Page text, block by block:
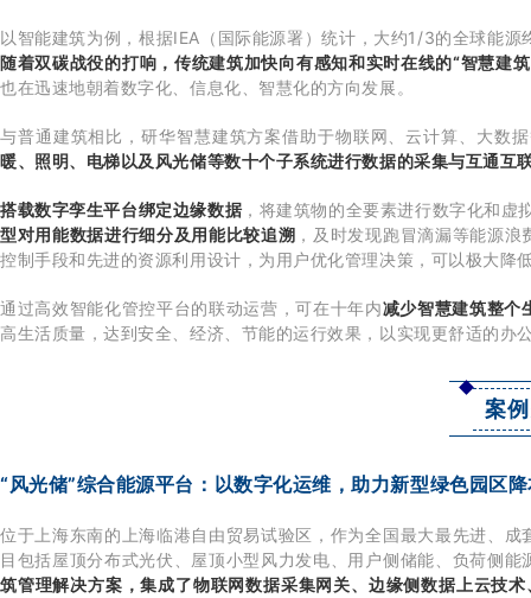
以智能建筑为例，根据IEA（国际能源署）统计，大约1/3的全球能
随着双碳战役的打响，传统建筑加快向有感知和实时在线的“智慧建
也在迅速地朝着数字化、信息化、智慧化的方向发展。
与普通建筑相比，研华智慧建筑方案借助于物联网、云计算、大数
暖、照明、电梯以及风光储等数十个子系统进行数据的采集与互通互
搭载数字孪生平台绑定边缘数据 ，将建筑物的全要素进行数字化和虚
型对用能数据进行细分及用能比较追溯 ，及时发现跑冒滴漏等能源
控制手段和先进的资源利用设计，为用户优化管理决策，可以极大降
通过高效智能化管控平台的联动运营，可在十年内减少智慧建筑整个
高生活质量，达到安全、经济、节能的运行效果，以实现更舒适的办
案
“风光储”综合能源平台：以数字化运维，助力新型绿色园区
位于上海东南的上海临港自由贸易试验区，作为全国最大最先进、
目包括屋顶分布式光伏、屋顶小型风力发电、用户侧储能、负荷侧
筑管理解决方案，集成了物联网数据采集网关、边缘侧数据上云技